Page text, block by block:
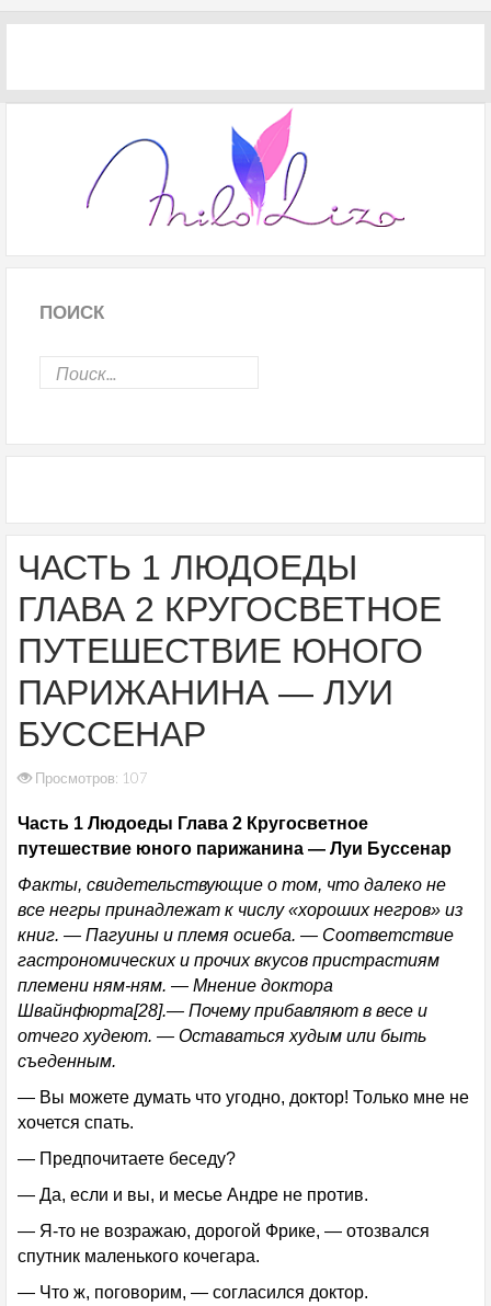
ПОИСК
ЧАСТЬ 1 ЛЮДОЕДЫ
ГЛАВА 2 КРУГОСВЕТНОЕ
ПУТЕШЕСТВИЕ ЮНОГО
ПАРИЖАНИНА — ЛУИ
БУССЕНАР
Просмотров: 107
Часть 1 Людоеды Глава 2 Кругосветное
путешествие юного парижанина — Луи Буссенар
Факты, свидетельствующие о том, что далеко не
все негры принадлежат к числу «хороших негров» из
книг. — Пагуины и племя осиеба. — Соответствие
гастрономических и прочих вкусов пристрастиям
племени ням-ням. — Мнение доктора
Швайнфюрта[28].— Почему прибавляют в весе и
отчего худеют. — Оставаться худым или быть
съеденным.
— Вы можете думать что угодно, доктор! Только мне не
хочется спать.
— Предпочитаете беседу?
— Да, если и вы, и месье Андре не против.
— Я-то не возражаю, дорогой Фрике, — отозвался
спутник маленького кочегара.
— Что ж, поговорим, — согласился доктор.